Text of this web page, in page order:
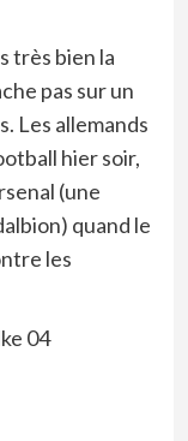
très bien la
pas sur un
Les allemands
hier soir,
(une
quand le
les
04